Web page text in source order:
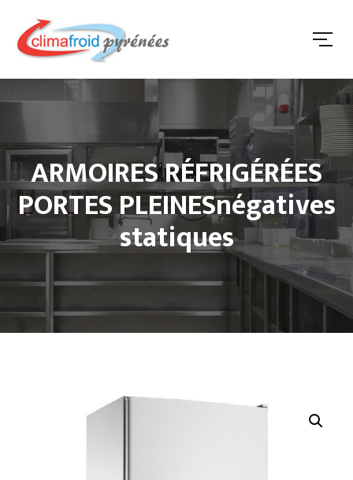
ARMOIRES RÉFRIGÉRÉES
PORTES PLEINESnégatives
statiques